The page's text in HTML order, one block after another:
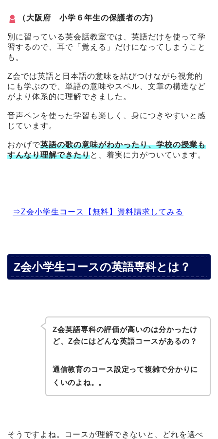
（大阪府 小学６年生の保護者の方)
別に習っている英会話教室では、英語だけを使って学
習するので、耳で「覚える」だけになってしまうこと
も。
Z会では英語と日本語の意味を結びつけながら視覚的
にも学ぶので、単語の意味やスペル、文章の構造など
がより体系的に理解できました。
音声ペンを使った学習も楽しく、身につきやすいと感
じています。
おかげで英語の歌の意味がわかったり、学校の授業も
すんなり理解できたりと、着実に力がついています。
⇒Z会小学生コース【無料】資料請求してみる
Z会小学生コースの英語専科とは？
Z会英語専科の評価が高いのは分かったけ
ど、Z会にはどんな英語コースがあるの？
通信教育のコース設定って複雑で分かりに
くいのよね。。
そうですよね。コースが理解できないと、どれを選べ